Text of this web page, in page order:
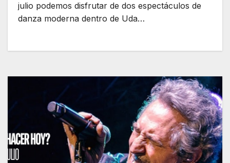
julio podemos disfrutar de dos espectáculos de
danza moderna dentro de Uda…